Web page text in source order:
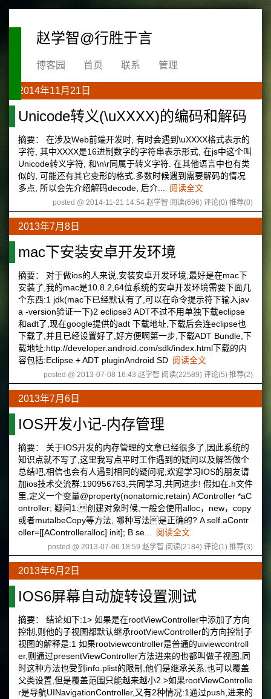
赵学智@行胜于言
博客园 首页 联系 管理
2014年11月21日
Unicode转义(\uXXXX)的编码和解码
摘要： 在涉及Web前端开发时, 有时会遇到\uXXXX格式表示的
字符, 其中XXXX是16进制数字的字符串表示形式, 在js中这个叫
Unicode转义字符, 和\n\r同属于转义字符. 在其他语言中也有类
似的, 可能还有其它变形的格式.多数时候遇到需要解码的情况
多点, 所以会先介绍解码decode, 后介...
阅读全文
posted @ 2014-11-21 14:54 赵学智 阅读(696) 评论(0) 推荐(0)
2013年7月8日
mac下安装安卓开发环境
摘要： 对于做ios的人来说,安装安卓开发环境,最好是在mac下
安装了,我的mac是10.8.2,64位系统的安卓开发环境需要下面几
个东西:1 jdk(mac下已经默认有了,可以在命令提示符下输入jav
a -version验证一下)2 eclipse3 ADT不过不用单独下载eclipse
和adt了,现在google提供的adt 下载地址,下载后会连eclipse也
下载了,并且已经设置好了,好方便啊第一步,下载ADT Bundle,下
载地址:http://developer.android.com/sdk/index.html下载的内
容包括:Eclipse + ADT pluginAndroid SD 阅读全文
posted @ 2013-07-08 16:43 赵学智 阅读(22589) 评论(5) 推荐(2)
2013年7月6日
IOS开发小记-内存管理
摘要： 关于IOS开发的内存管理的文章已经很多了,因此系统的
知识点就不写了,这里我写点平时工作遇到的疑问以及解答做个
总结吧,相信也会有人遇到相同的疑问呢,欢迎学习IOS的朋友请
加ios技术交流群:190956763,共同学习,共同进步! 假如在.h文件
里,定义一个变量@property(nonatomic,retain) AController *aC
ontroller; 疑问1:创建对象时候,一般会使用alloc，new，copy
或者mutalbeCopy等方法, 哪种写法是正确的? A self.aContr
oller=[[AControlleralloc] init]; B se...
阅读全文
posted @ 2013-07-06 18:59 赵学智 阅读(2184) 评论(1) 推荐(3)
2013年6月2日
IOS6屏幕自动旋转设置测试
摘要： 结论如下:1> 如果是在rootViewController中添加了方向
控制,则他的子视图都默认继承rootViewController的方向控制子
视图的解释是:1 如果rootviewcontroller是普通的uiviewcontroll
er,则通过presentViewController方法进来的也都叫做子视图,同
时这种方法也受到info.plist的限制,他们是继承关系,也可以覆盖
父类设置,但是覆盖范围只能越来越小2 >如果rootViewControlle
r是导航UINavigationController,又有2种情况:1通过push,进来的